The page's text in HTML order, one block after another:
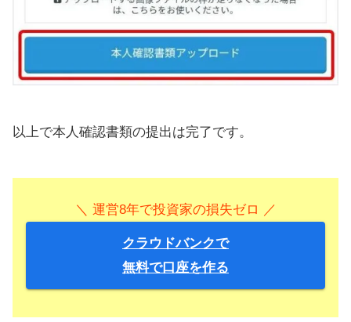
以上で本人確認書類の提出は完了です。
＼ 運営8年で投資家の損失ゼロ ／
クラウドバンクで
無料で口座を作る